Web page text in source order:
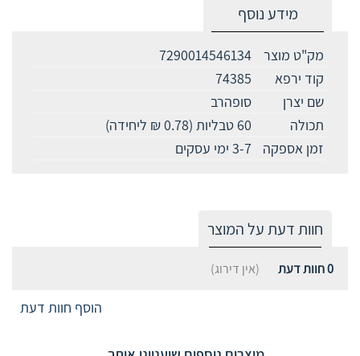
מידע נוסף
מק"ט מוצר
7290014546134
קוד ירפא
74385
שם יצרן
סופהרב
תכולה
60 טבליות (0.78 ₪ ליחידה)
זמן אספקה
3-7 ימי עסקים
חוות דעת על המוצר
0חוות דעת (אין דירוג)
הוסף חוות דעת